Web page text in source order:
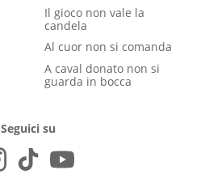
Il gioco non vale la
candela
Al cuor non si comanda
A caval donato non si
guarda in bocca
Seguici su